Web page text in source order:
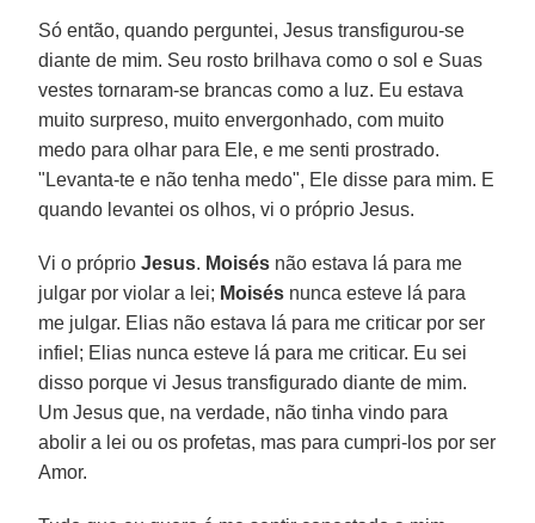
Só então, quando perguntei, Jesus transfigurou-se
diante de mim. Seu rosto brilhava como o sol e Suas
vestes tornaram-se brancas como a luz. Eu estava
muito surpreso, muito envergonhado, com muito
medo para olhar para Ele, e me senti prostrado.
"Levanta-te e não tenha medo", Ele disse para mim. E
quando levantei os olhos, vi o próprio Jesus.
Vi o próprioJesus. Moisés não estava lá para me
julgar por violar a lei; Moisés nunca esteve lá para
me julgar. Elias não estava lá para me criticar por ser
infiel; Elias nunca esteve lá para me criticar. Eu sei
disso porque vi Jesus transfigurado diante de mim.
Um Jesus que, na verdade, não tinha vindo para
abolir a lei ou os profetas, mas para cumpri-los por ser
Amor.